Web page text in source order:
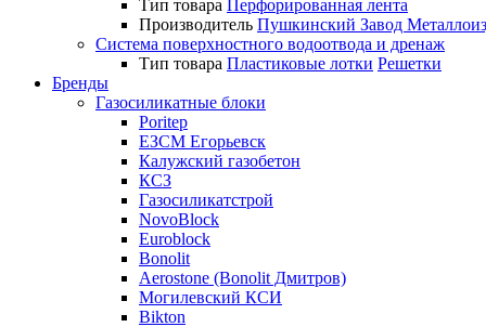
Тип товара Перфорированная лента
Производитель Пушкинский Завод
Система поверхностного водоотвода и дренаж
Тип товара Пластиковые лотки Решетки
Бренды
Газосиликатные блоки
Poritep
ЕЗСМ Егорьевск
Калужский газобетон
КСЗ
Газосиликатстрой
NovoBlock
Euroblock
Bonolit
Aerostone (Bonolit Дмитров)
Могилевский КСИ
Bikton